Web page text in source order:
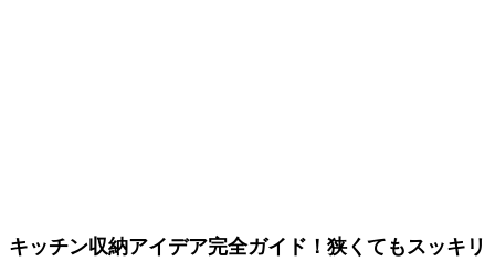
キッチン収納アイデア完全ガイド！狭くてもスッキリ